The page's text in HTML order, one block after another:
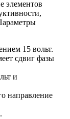
элементов
15 вольт.
сдвиг фазы
и
направление